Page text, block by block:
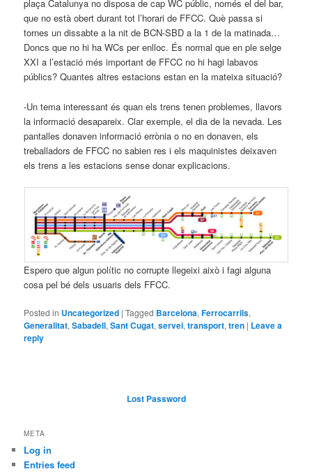
plaça Catalunya no disposa de cap WC públic, només el del bar,
que no està obert durant tot l’horari de FFCC. Què passa si
tornes un dissabte a la nit de BCN-SBD a la 1 de la matinada…
Doncs que no hi ha WCs per enlloc. És normal que en ple selge
XXI a l’estació més important de FFCC no hi hagi labavos
públics? Quantes altres estacions estan en la mateixa situació?
-Un tema interessant és quan els trens tenen problemes, llavors
la informació desapareix. Clar exemple, el dia de la nevada. Les
pantalles donaven informació errònia o no en donaven, els
treballadors de FFCC no sabien res i els maquinistes deixaven
els trens a les estacions sense donar explicacions.
Espero que algun polític no corrupte llegeixi això i fagi alguna
cosa pel bé dels usuaris dels FFCC.
Posted in Uncategorized |Tagged Barcelona,Ferrocarrils,
Generalitat,Sabadell,Sant Cugat,servei,transport,tren | Leave a
reply
Lost Password
META
Log in
Entries feed